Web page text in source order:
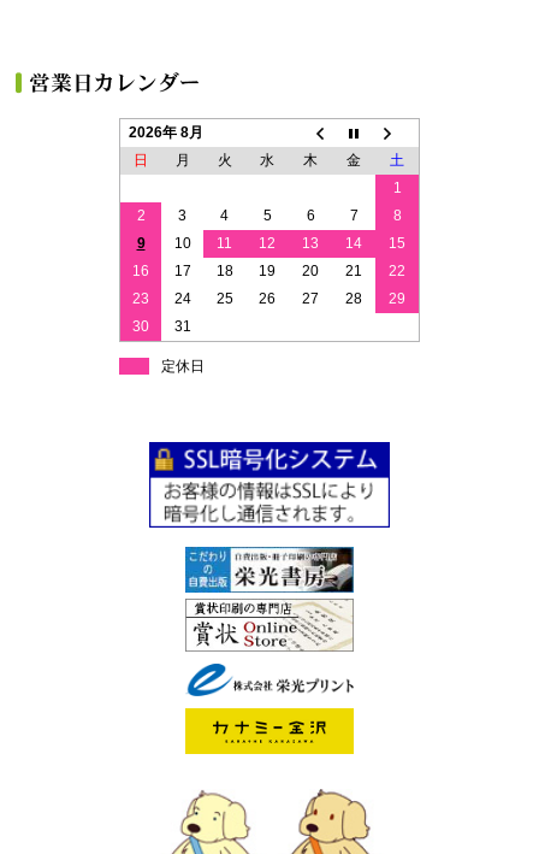
2026年 8月
日
月 火 水 木 金
土
1
2
3 4 5 6 7
8
9
10 11 12 13 14
15
16
17 18 19 20 21
22
23
24 25 26 27 28
29
30
31
定休日